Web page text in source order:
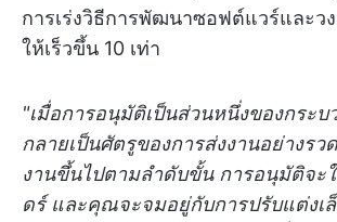
การเร่งวิธีการพัฒนาซอฟต์แวร์และ
ให้เร็วขึ้น 10 เท่า
"เมื่อการอนุมัติเป็นส่วนหนึ่งของกระบ
กลายเป็นศัตรูของการส่งงานอย่างรว
งานขึ้นไปตามลำดับขั้น การอนุมัติจะใ
ดร์ และคุณจะจมอยู่กับการปรับแต่งเ